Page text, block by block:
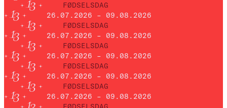
FØDSELSDAG
26.07.2026 – 09.08.2026
FØDSELSDAG
26.07.2026 – 09.08.2026
FØDSELSDAG
26.07.2026 – 09.08.2026
FØDSELSDAG
26.07.2026 – 09.08.2026
FØDSELSDAG
26.07.2026 – 09.08.2026